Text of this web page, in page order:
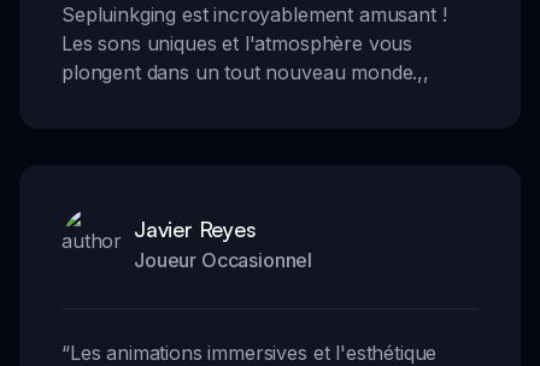
Sepluinkging est incroyablement amusant !
Les sons uniques et l'atmosphère vous
plongent dans un tout nouveau monde.,,
Javier Reyes
Joueur Occasionnel
“Les animations immersives et l'esthétique